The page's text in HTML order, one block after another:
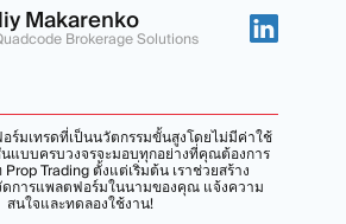
Makarenko
Brokerage Solutions
ร์มเทรดที่เป็นนวัตกรรมขั้นสูงโดยไม่มีค่าใช้
นแบบครบวงจรจะมอบทุกอย่างที่คุณต้องการ
Trading ตั้งแต่เริ่มต้น เราช่วยสร้าง
การแพลตฟอร์มในนามของคุณ แจ้งความ
สนใจและทดลองใช้งาน!